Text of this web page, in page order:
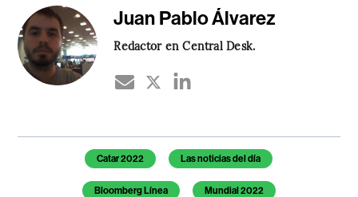
Juan Pablo Álvarez
Redactor en Central Desk.
Temas de este artículo
Catar 2022 Las noticias del día
Bloomberg Línea Mundial 2022